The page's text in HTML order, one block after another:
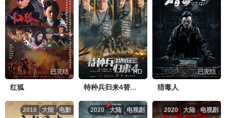
已完结
红狐
HD
特种兵归来4替身疑云
已完结
猎毒人
电影
大陆
2018 电视剧
大陆
2020 电视剧
大陆
2020